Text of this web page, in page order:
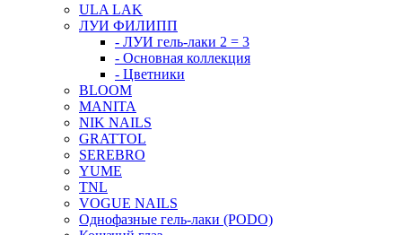
ULA LAK
ЛУИ ФИЛИПП
- ЛУИ гель-лаки 2 = 3
- Основная коллекция
- Цветники
BLOOM
MANITA
NIK NAILS
GRATTOL
SEREBRO
YUME
TNL
VOGUE NAILS
Однофазные гель-лаки (PODO)